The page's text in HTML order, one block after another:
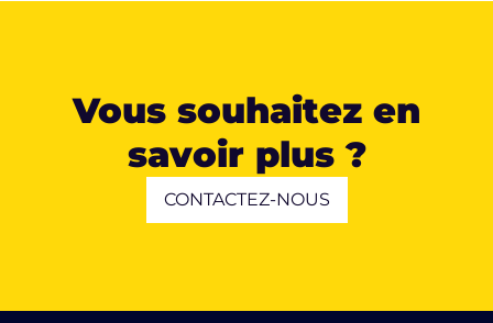
Vous souhaitez en
savoir plus ?
CONTACTEZ-NOUS